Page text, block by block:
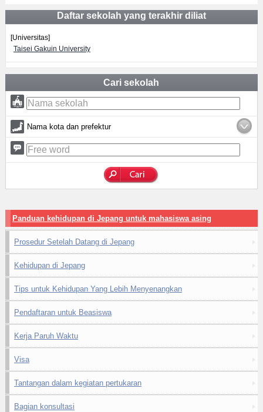
Daftar sekolah yang terakhir diliat
[Universitas]
Taisei Gakuin University
Cari sekolah
Nama kota dan prefektur
Panduan kehidupan di Jepang untuk mahasiswa asing
Prosedur Setelah Datang di Jepang
Kehidupan di Jepang
Tips untuk Kehidupan Yang Lebih Menyenangkan
Pendaftaran untuk Beasiswa
Kerja Paruh Waktu
Visa
Tantangan dalam kegiatan pertukaran
Bagian konsultasi